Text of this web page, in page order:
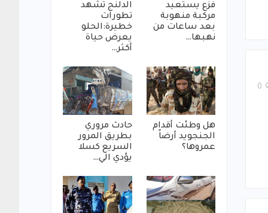
فزع يستعيد
مركبة منهوبة
بعد ساعات من
نهبها…
الدلنج تشهد
تطورات
خطيرة:الحلو
يعرض حياة
أكثر…
هل وطئت أقدام
الجنجويد أرضاً
عمروها؟
حادث مروري
بطريق المرور
السريع كسلا
يؤدي الي…